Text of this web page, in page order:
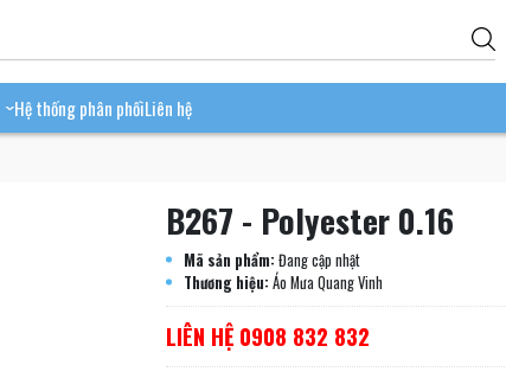
›Hệ thống phân phốiLiên hệ
B267 - Polyester 0.16
Mã sản phẩm: Đang cập nhật
Thương hiệu: Áo Mưa Quang Vinh
LIÊN HỆ 0908 832 832